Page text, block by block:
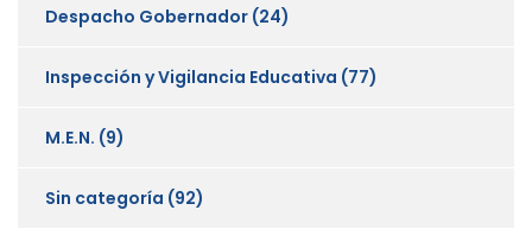
Despacho Gobernador (24)
Inspección y Vigilancia Educativa (77)
M.E.N. (9)
Sin categoría (92)